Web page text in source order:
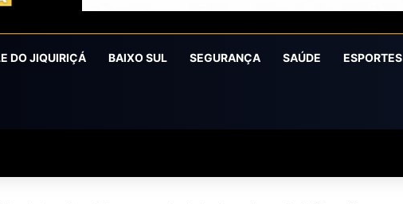
DO JIQUIRIÇÁ BAIXO SUL SEGURANÇA SAÚDE ESPORTES